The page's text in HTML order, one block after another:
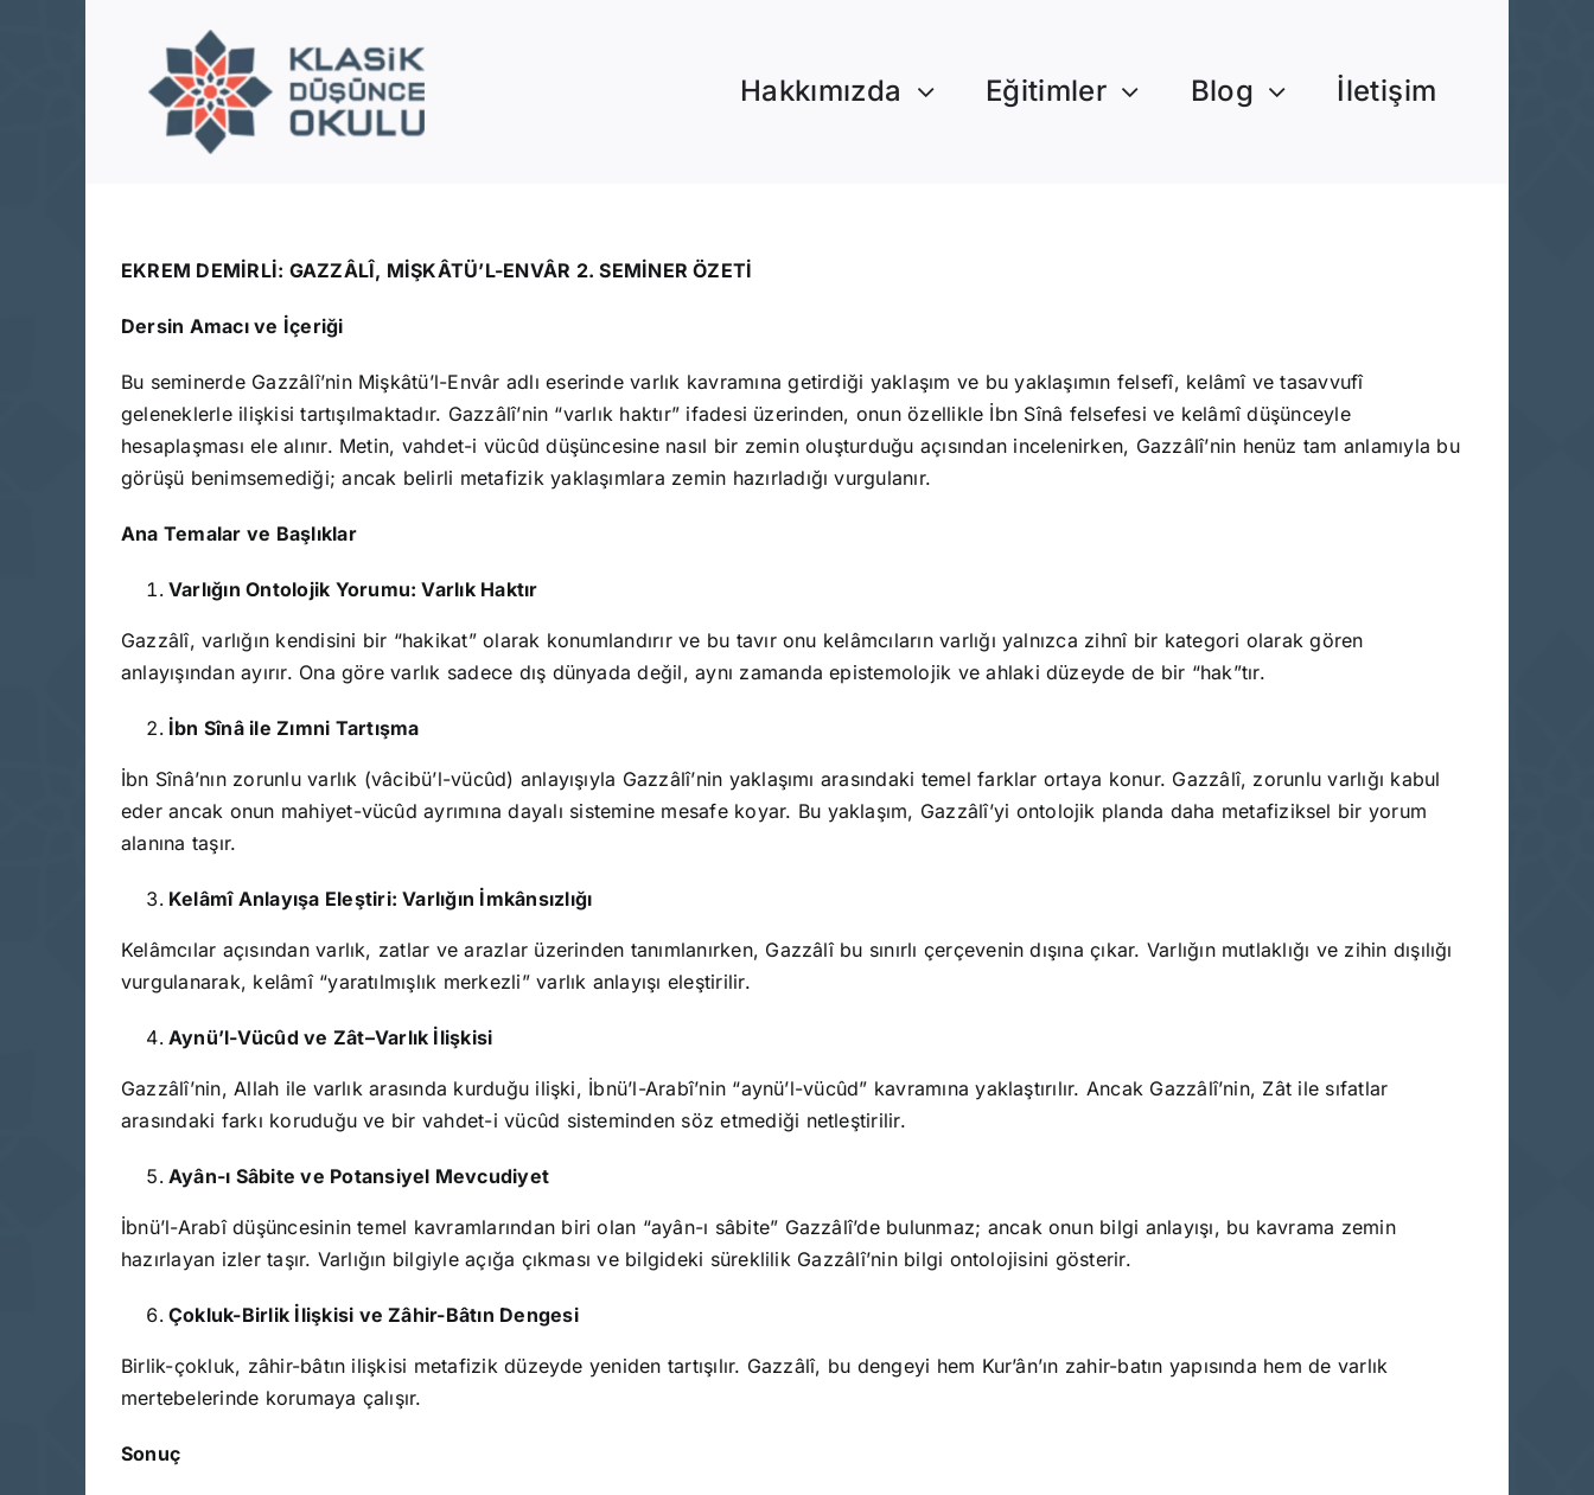
Hakkımızda Eğitimler Blog İletişim
EKREM DEMİRLİ: GAZZÂLÎ, MİŞKÂTÜ’L-ENVÂR 2. SEMİNER ÖZETİ
Dersin Amacı ve İçeriği
Bu seminerde Gazzâlî’nin Mişkâtü’l-Envâr adlı eserinde varlık kavramına getirdiği yaklaşım ve bu yaklaşımın felsefî, kelâmî ve tasavvufî
geleneklerle ilişkisi tartışılmaktadır. Gazzâlî’nin “varlık haktır” ifadesi üzerinden, onun özellikle İbn Sînâ felsefesi ve kelâmî düşünceyle
hesaplaşması ele alınır. Metin, vahdet-i vücûd düşüncesine nasıl bir zemin oluşturduğu açısından incelenirken, Gazzâlî’nin henüz tam anlamıyla bu
görüşü benimsemediği; ancak belirli metafizik yaklaşımlara zemin hazırladığı vurgulanır.
Ana Temalar ve Başlıklar
Varlığın Ontolojik Yorumu: Varlık Haktır
Gazzâlî, varlığın kendisini bir “hakikat” olarak konumlandırır ve bu tavır onu kelâmcıların varlığı yalnızca zihnî bir kategori olarak gören
anlayışından ayırır. Ona göre varlık sadece dış dünyada değil, aynı zamanda epistemolojik ve ahlaki düzeyde de bir “hak”tır.
İbn Sînâ ile Zımni Tartışma
İbn Sînâ’nın zorunlu varlık (vâcibü’l-vücûd) anlayışıyla Gazzâlî’nin yaklaşımı arasındaki temel farklar ortaya konur. Gazzâlî, zorunlu varlığı kabul
eder ancak onun mahiyet-vücûd ayrımına dayalı sistemine mesafe koyar. Bu yaklaşım, Gazzâlî’yi ontolojik planda daha metafiziksel bir yorum
alanına taşır.
Kelâmî Anlayışa Eleştiri: Varlığın İmkânsızlığı
Kelâmcılar açısından varlık, zatlar ve arazlar üzerinden tanımlanırken, Gazzâlî bu sınırlı çerçevenin dışına çıkar. Varlığın mutlaklığı ve zihin dışılığı
vurgulanarak, kelâmî “yaratılmışlık merkezli” varlık anlayışı eleştirilir.
Aynü’l-Vücûd ve Zât–Varlık İlişkisi
Gazzâlî’nin, Allah ile varlık arasında kurduğu ilişki, İbnü’l-Arabî’nin “aynü’l-vücûd” kavramına yaklaştırılır. Ancak Gazzâlî’nin, Zât ile sıfatlar
arasındaki farkı koruduğu ve bir vahdet-i vücûd sisteminden söz etmediği netleştirilir.
Ayân-ı Sâbite ve Potansiyel Mevcudiyet
İbnü’l-Arabî düşüncesinin temel kavramlarından biri olan “ayân-ı sâbite” Gazzâlî’de bulunmaz; ancak onun bilgi anlayışı, bu kavrama zemin
hazırlayan izler taşır. Varlığın bilgiyle açığa çıkması ve bilgideki süreklilik Gazzâlî’nin bilgi ontolojisini gösterir.
Çokluk-Birlik İlişkisi ve Zâhir-Bâtın Dengesi
Birlik-çokluk, zâhir-bâtın ilişkisi metafizik düzeyde yeniden tartışılır. Gazzâlî, bu dengeyi hem Kur’ân’ın zahir-batın yapısında hem de varlık
mertebelerinde korumaya çalışır.
Sonuç